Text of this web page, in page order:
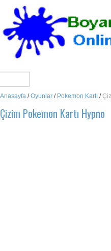
Anasayfa /Oyunlar / Pokemon Kartı /
Çizim Pokemon Kartı Hypno